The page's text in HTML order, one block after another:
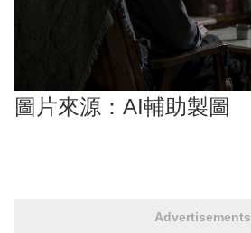
圖片來源：AI輔助製圖
Advertisements